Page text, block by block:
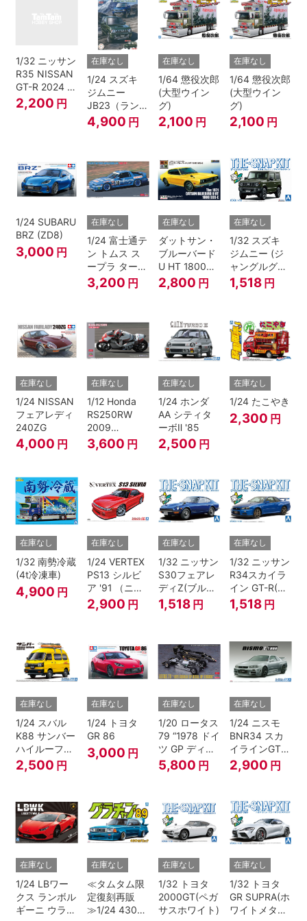
1/32 ニッサン
R35 NISSAN
GT-R 2024 メ
タリックブル
ー
2,200 円
在庫なし
1/24 スズキ
ジムニー
JB23（ランド
ベンチャー/ク
ールカーキパ
4,900 円
在庫なし
1/64 懲役次郎
(大型ウイン
グ)
2,100 円
在庫なし
1/64 懲役次郎
(大型ウイン
グ)
2,100 円
1/24 SUBARU
BRZ (ZD8)
3,000 円
在庫なし
1/24 富士通テ
ン トムス ス
ープラ ターボ
A70 1990
JTC
3,200 円
在庫なし
ダットサン・
ブルーバード
U HT 1800
SSS-E
2,800 円
在庫なし
1/32 スズキ
ジムニー (ジ
ャングルグリ
ー ン)
1,518 円
在庫なし
1/24 NISSAN
フェアレディ
240ZG
4,000 円
在庫なし
1/12 Honda
RS250RW
2009
WGP250
3,600 円
在庫なし
1/24 ホンダ
AA シティタ
ーボⅡ '85
2,500 円
在庫なし
1/24 たこやき
2,300 円
在庫なし
1/32 南勢冷蔵
(4t冷凍車)
4,900 円
在庫なし
1/24 VERTEX
PS13 シルビ
ア '91 （ニッ
サン）
2,900 円
在庫なし
1/32 ニッサン
S30フェアレ
ディZ(ブルー
メタリック)
1,518 円
在庫なし
1/32 ニッサン
R34スカイラ
イン GT-R(ベ
イサイドブル
ー)
1,518 円
在庫なし
1/24 スバル
K88 サンバー
ハイルーフ
4WD '80
2,500 円
在庫なし
1/24 トヨタ
GR 86
3,000 円
在庫なし
1/20 ロータス
79 “1978 ドイ
ツ GP ディテ
ールアップ バ
ージョン”
5,800 円
在庫なし
1/24 ニスモ
BNR34 スカ
イラインGT-R
Z-tune '04
2,900 円
在庫なし
1/24 LBワー
クス ランボル
ギーニ ウラカ
在庫なし
≪タムタム限
定復刻再販
≫1/24 430セ
在庫なし
1/32 トヨタ
2000GT(ペガ
サスホワイト)
在庫なし
1/32 トヨタ
GR SUPRA(ホ
ワイトメタリ